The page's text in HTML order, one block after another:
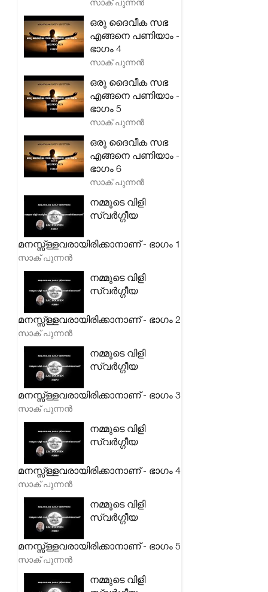
സാക് പുന്നൻ
ഒരു ദൈവീക സഭ
എങ്ങനെ പണിയാം -
ഭാഗം 4
സാക് പുന്നൻ
ഒരു ദൈവീക സഭ
എങ്ങനെ പണിയാം -
ഭാഗം 5
സാക് പുന്നൻ
ഒരു ദൈവീക സഭ
എങ്ങനെ പണിയാം -
ഭാഗം 6
സാക് പുന്നൻ
നമ്മുടെ വിളി
സ്വർഗ്ഗീയ
മനസ്സ്ള്ളവരായിരിക്കാനാണ് - ഭാഗം 1
സാക് പുന്നൻ
നമ്മുടെ വിളി
സ്വർഗ്ഗീയ
മനസ്സ്ള്ളവരായിരിക്കാനാണ് - ഭാഗം 2
സാക് പുന്നൻ
നമ്മുടെ വിളി
സ്വർഗ്ഗീയ
മനസ്സ്ള്ളവരായിരിക്കാനാണ് - ഭാഗം 3
സാക് പുന്നൻ
നമ്മുടെ വിളി
സ്വർഗ്ഗീയ
മനസ്സ്ള്ളവരായിരിക്കാനാണ് - ഭാഗം 4
സാക് പുന്നൻ
നമ്മുടെ വിളി
സ്വർഗ്ഗീയ
മനസ്സ്ള്ളവരായിരിക്കാനാണ് - ഭാഗം 5
സാക് പുന്നൻ
നമ്മുടെ വിളി